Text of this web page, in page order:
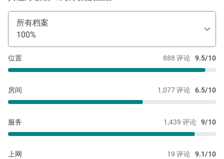
所有档案
100%
888 评论 9.5/10
位置
1,077 评论 6.5/10
房间
1,439 评论 9/10
服务
19 评论 9.1/10
上网